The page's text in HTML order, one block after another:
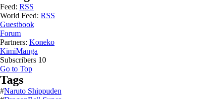
Feed: RSS
World Feed: RSS
Guestbook
Forum
Partners: Koneko
KimiManga
Subscribers 10
Go to Top
Tags
#Naruto Shippuden